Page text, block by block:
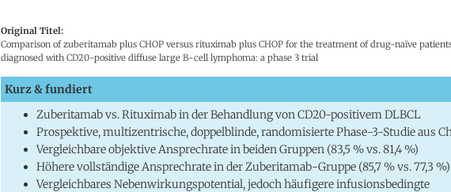
Original Titel:
Comparison of zuberitamab plus CHOP versus rituximab plus CHOP for the treatment of drug-naïve
diagnosed with CD20-positive diffuse large B-cell lymphoma: a phase 3 trial
Kurz & fundiert
Zuberitamab vs. Rituximab in der Behandlung von CD20-positivem DLBCL
Prospektive, multizentrische, doppelblinde, randomisierte Phase-3-Studie aus
Vergleichbare objektive Ansprechrate in beiden Gruppen (83,5 % vs. 81,4 %)
Höhere vollständige Ansprechrate in der Zuberitamab-Gruppe (85,7 % vs. 77,3 %)
Vergleichbares Nebenwirkungspotential, jedoch häufigere infusionsbedingte